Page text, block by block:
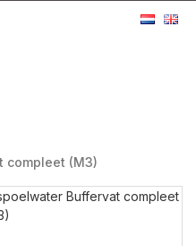
compleet (M3)